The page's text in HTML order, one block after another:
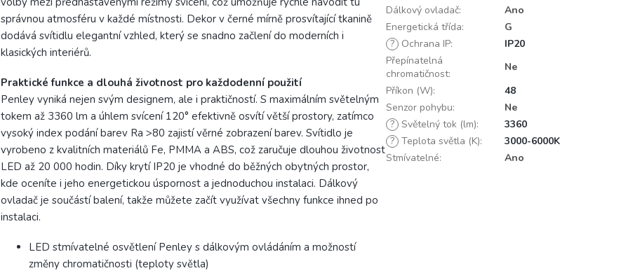
správnou atmosféru v každé místnosti. Dekor v černé mírně prosvítající tkanině
dodává svítidlu elegantní vzhled, který se snadno začlení do moderních i
klasických interiérů.
Praktické funkce a dlouhá životnost pro každodenní použití
Penley vyniká nejen svým designem, ale i praktičností. S maximálním světelným
tokem až 3360 lm a úhlem svícení 120° efektivně osvítí větší prostory, zatímco
vysoký index podání barev Ra >80 zajistí věrné zobrazení barev. Svítidlo je
vyrobeno z kvalitních materiálů Fe, PMMA a ABS, což zaručuje dlouhou životnost
LED až 20 000 hodin. Díky krytí IP20 je vhodné do běžných obytných prostor,
kde oceníte i jeho energetickou úspornost a jednoduchou instalaci. Dálkový
ovladač je součástí balení, takže můžete začít využívat všechny funkce ihned po
instalaci.
LED stmívatelné osvětlení Penley s dálkovým ovládáním a možností
změny chromatičnosti (teploty světla)
Dálkový ovladač:
Ano
Energetická třída:
G
? Ochrana IP:
IP20
Přepínatelná
chromatičnost:
Ne
Příkon (W):
48
Senzor pohybu:
Ne
? Světelný tok (lm):
3360
? Teplota světla (K):
3000-6000K
Stmívatelné: Ano